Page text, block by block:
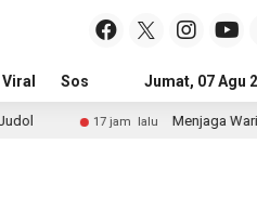
Sosial & BudayaJumat, 07 Agu
17 jam lalu Menjaga